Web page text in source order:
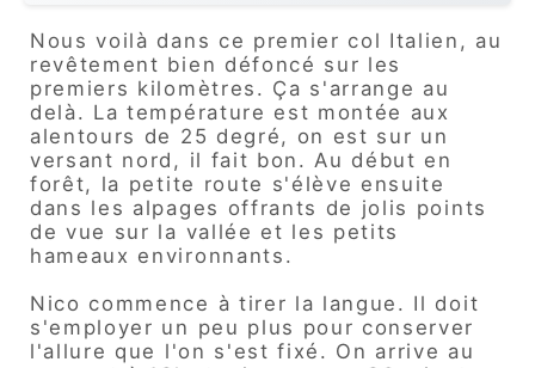
Nous voilà dans ce premier col Italien, au
revêtement bien défoncé sur les
premiers kilomètres. Ça s'arrange au
delà. La température est montée aux
alentours de 25 degré, on est sur un
versant nord, il fait bon. Au début en
forêt, la petite route s'élève ensuite
dans les alpages offrants de jolis points
de vue sur la vallée et les petits
hameaux environnants.
Nico commence à tirer la langue. Il doit
s'employer un peu plus pour conserver
l'allure que l'on s'est fixé. On arrive au